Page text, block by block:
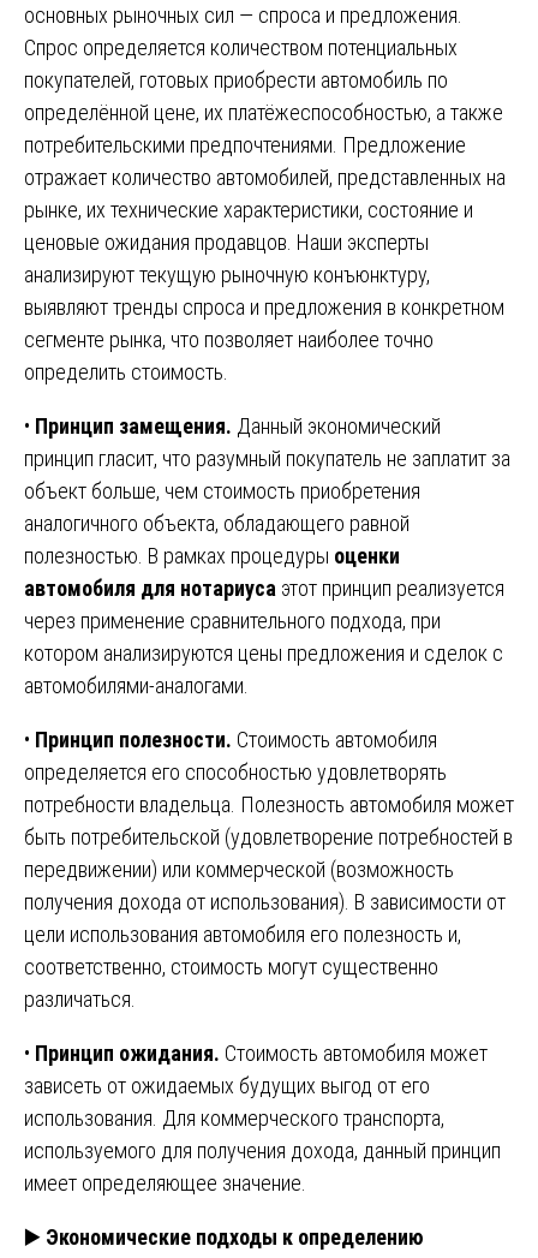
основных рыночных сил — спроса и предложения.
Спрос определяется количеством потенциальных
покупателей, готовых приобрести автомобиль по
определённой цене, их платёжеспособностью, а также
потребительскими предпочтениями. Предложение
отражает количество автомобилей, представленных на
рынке, их технические характеристики, состояние и
ценовые ожидания продавцов. Наши эксперты
анализируют текущую рыночную конъюнктуру,
выявляют тренды спроса и предложения в конкретном
сегменте рынка, что позволяет наиболее точно
определить стоимость.
• Принцип замещения. Данный экономический
принцип гласит, что разумный покупатель не заплатит за
объект больше, чем стоимость приобретения
аналогичного объекта, обладающего равной
полезностью. В рамках процедуры оценки
автомобиля для нотариуса этот принцип реализуется
через применение сравнительного подхода, при
котором анализируются цены предложения и сделок с
автомобилями-аналогами.
• Принцип полезности. Стоимость автомобиля
определяется его способностью удовлетворять
потребности владельца. Полезность автомобиля может
быть потребительской (удовлетворение потребностей в
передвижении) или коммерческой (возможность
получения дохода от использования). В зависимости от
цели использования автомобиля его полезность и,
соответственно, стоимость могут существенно
различаться.
• Принцип ожидания. Стоимость автомобиля может
зависеть от ожидаемых будущих выгод от его
использования. Для коммерческого транспорта,
используемого для получения дохода, данный принцип
имеет определяющее значение.
▶️ Экономические подходы к определению